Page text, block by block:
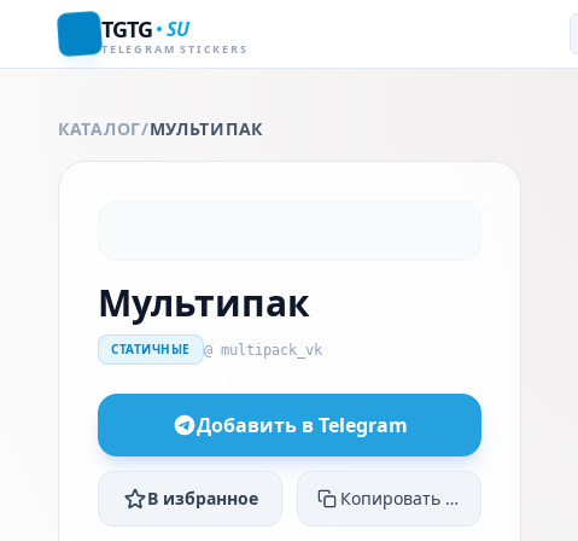
TGTG SU
TELEGRAM STICKERS
КАТАЛОГ/МУЛЬТИПАК
Мультипак
СТАТИЧНЫЕ @ multipack_vk
Добавить в Telegram
В избранное Копировать ссылку